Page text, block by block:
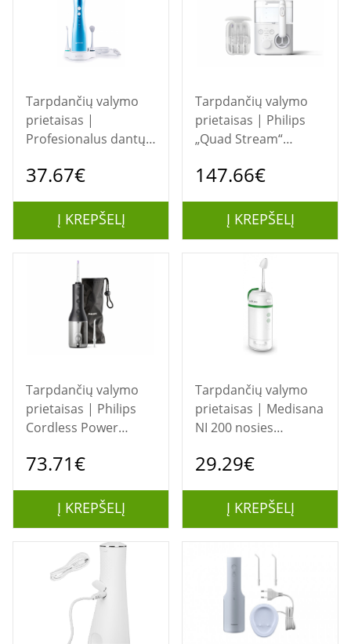
Tarpdančių valymo
prietaisas |
Profesionalus dantų
ORO-DENT PRO
37.67€
Į KREPŠELĮ
Tarpdančių valymo
prietaisas | Philips
„Quad Stream“
irigatorius
147.66€
Į KREPŠELĮ
Tarpdančių valymo
prietaisas | Philips
Cordless Power
HX3826/33 Burnos
73.71€
Į KREPŠELĮ
Tarpdančių valymo
prietaisas | Medisana
NI 200 nosies
29.29€
Į KREPŠELĮ